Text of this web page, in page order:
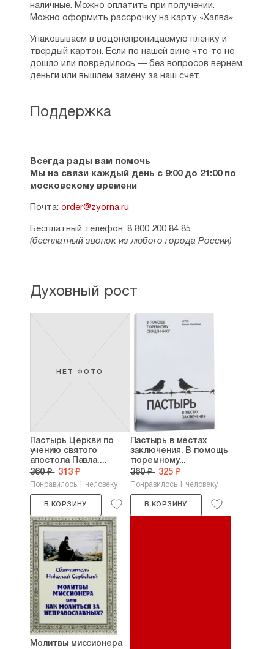
Поддержка
Всегда рады вам помочь
Мы на связи каждый день с 9:00 до 21:00 по
московскому времени
Почта: order@zyorna.ru
Бесплатный телефон: 8 800 200 84 85
(бесплатный звонок из любого города России)
наличные. Можно оплатить при получении.
Можно оформить рассрочку на карту «Халва».
Упаковываем в водонепроницаемую пленку и
твердый картон. Если по нашей вине что-то не
дошло или повредилось — без вопросов вернем
деньги или вышлем замену за наш счет.
Духовный рост
НЕТ ФОТО
Пастырь Церкви по
учению святого
апостола Павла....
360 ₽ 313 ₽
Понравилось 1 человеку
В КОРЗИНУ
Пастырь в местах
заключения. В помощь
тюремному...
360 ₽ 325 ₽
Понравилось 1 человеку
В КОРЗИНУ
Молитвы миссионера